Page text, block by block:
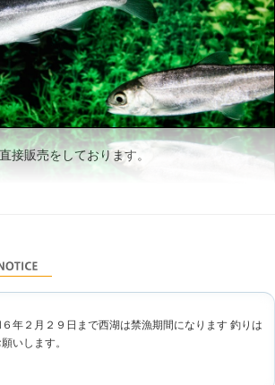
接販売をしております。
年２月２９日まで西湖は禁漁期間になります 釣りは
いします。